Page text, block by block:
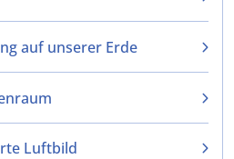
auf unserer Erde
Luftbild